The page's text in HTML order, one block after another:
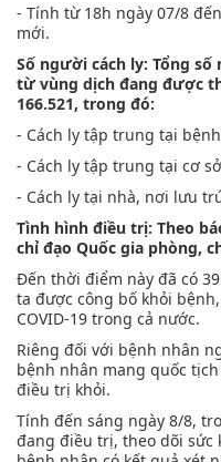
- Tính từ 18h ngày 07/8
mới.
Số người cách ly: Tổng
từ vùng dịch đang được
166.521, trong đó:
- Cách ly tập trung tại
- Cách ly tập trung tại cơ
- Cách ly tại nhà, nơi lưu
Tình hình điều trị: Theo
chỉ đạo Quốc gia phòng,
Đến thời điểm này đã có
ta được công bố khỏi
COVID-19 trong cả nước.
Riêng đối với bệnh nhân
bệnh nhân mang quốc
điều trị khỏi.
Tính đến sáng ngày 8/8,
đang điều trị, theo dõi sức